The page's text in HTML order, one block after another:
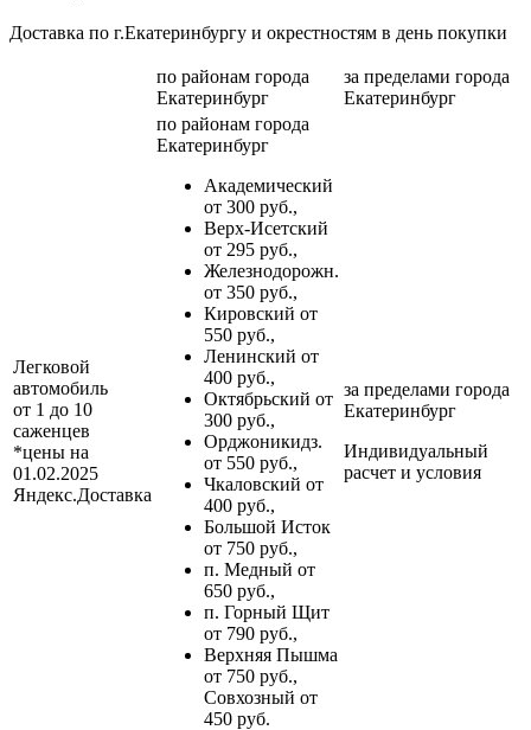
Доставка по г.Екатеринбургу и окрестностям в день покупки
по районам города
Екатеринбург
за пределами города
Екатеринбург
Легковой
автомобиль
от 1 до 10
саженцев
*цены на
01.02.2025
Яндекс.Доставка
по районам города
Екатеринбург
Академический
от 300 руб.,
Верх-Исетский
от 295 руб.,
Железнодорожн.
от 350 руб.,
Кировский от
550 руб.,
Ленинский от
400 руб.,
Октябрьский от
300 руб.,
Орджоникидз.
от 550 руб.,
Чкаловский от
400 руб.,
Большой Исток
от 750 руб.,
п. Медный от
650 руб.,
п. Горный Щит
от 790 руб.,
Верхняя Пышма
от 750 руб.,
Совхозный от
450 руб.
за пределами города
Екатеринбург
Индивидуальный
расчет и условия